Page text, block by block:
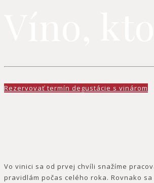
Rezervovať termín degustácie s vinárom
Vo vinici sa od prvej chvíli snažíme
pravidlám počas celého roka. Rovnako